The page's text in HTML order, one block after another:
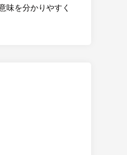
味を分かりやすく